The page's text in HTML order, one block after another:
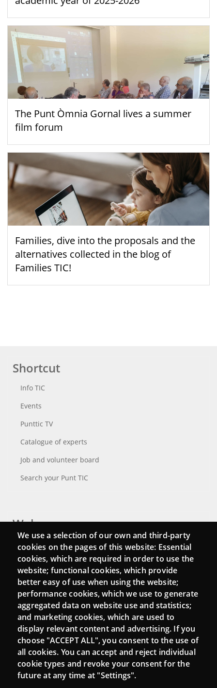
The Punt Òmnia Gornal lives a summer
film forum
Families, dive into the proposals and the
alternatives collected in the blog of
Families TIC!
Shortcut
Info TIC
Events
Punttic TV
Catalogue of experts
Job and volunteer board
Search your Punt TIC
Webs
Login
Mattermost Punt TIC
Moodle CampusLab
Connect
Contact
Newsletters
We use a selection of our own and third-party
cookies on the pages of this website: Essential
cookies, which are required in order to use the
website; functional cookies, which provide
better easy of use when using the website;
performance cookies, which we use to generate
aggregated data on website use and statistics;
and marketing cookies, which are used to
display relevant content and advertising. If you
choose "ACCEPT ALL", you consent to the use of
all cookies. You can accept and reject individual
cookie types and revoke your consent for the
future at any time at "Settings".